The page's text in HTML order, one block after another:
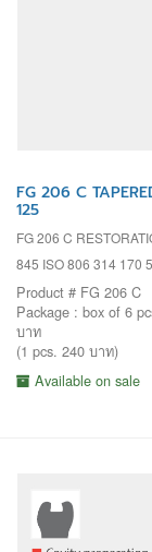
FG 206 C
125
FG 206 C
845 ISO 806 314 170
Product # FG 206 C
Package : box of 6
บาท
(1 pcs. 240 บาท)
Available on sale